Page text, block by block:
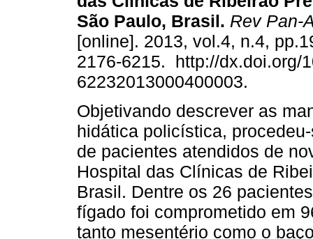
São Paulo, Brasil. Rev Pan-
[online]. 2013, vol.4, n.4,
2176-6215. http://dx.doi.org/
62232013000400003.
Objetivando descrever as
hidática policística,
de pacientes atendidos de
Hospital das Clínicas de
Brasil. Dentre os 26
fígado foi comprometido em
tanto mesentério como o